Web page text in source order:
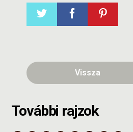
Vissza
További rajzok